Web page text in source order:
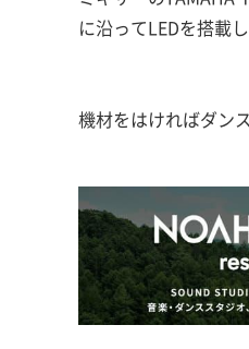
に沿ってLEDを搭載
機材をはければダン